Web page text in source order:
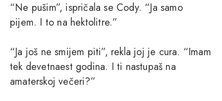
“Ne pušim”, ispričala se Cody. “Ja samo
pijem. I to na hektolitre.”
“Ja još ne smijem piti”, rekla joj je cura. “Imam
tek devetnaest godina. I ti nastupaš na
amaterskoj večeri?”